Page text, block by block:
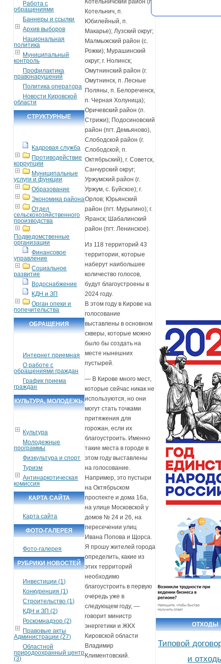
Работа с
обращениями
Баннеры и ссылки
Архив выборов
Национальная
политика
Муниципальный
контроль
Профилактика
правонарушений
Политика оператора
Новости Кировской
области
СТРУКТУРНЫЕ
Кадровая служба
Противодействие
коррупции
Муниципальные
услуги и функции
Образование
Экономика района
Отдел
сельскохозяйственного
производства
Подведомственные
организации
Финансовое
управление
Социальное
развитие
Водоснабжение
КДН и ЗП
Орган опеки и
попечительства
ОБРАЩЕНИЯ
Интернет приемная
О работе с
обращениями граждан
График приема
граждан
КУЛЬТУРА, МОЛОДЕЖЬ,
Культура
Молодежные
программы
Физкультура и спорт
Туризм
Антинаркотическая
комиссия
КАРТА САЙТА
Карта сайта
ФОТО-ГАЛЕРЕЯ
Фото-галерея
РУБРИКИ НОВОСТЕЙ
Инвестиции (1)
Конкуренция (1)
Строительство (1)
КДН и ЗП (2)
Роскомнадзор (2)
Правовые акты
Администрации (27)
Областной
природоохранный центр
(3)
Котельничский район (г.
Котельнич, п.
Юбилейный, п.
Макарье); Лузский округ;
Малмыжский район (с.
Рожки); Мурашинский
округ; г. Нолинск;
Омутнинский район (г.
Омутнинск, п. Лесные
Поляны, п. Белореченск,
п. Черная Холуница);
Оричевский район (п.
Стрижи); Подосиновский
район (пгт. Демьяново),
Слободской район (г.
Слободской, п.
Октябрьский), г. Советск,
Санчурский округ;
Уржумский район (г.
Уржум, с. Буйское); г.
Орлов; Юрьянский
район (пгт. Мурыгино); г.
Яранск; Шабалинский
район (пгт. Ленинское).
Из 118 территорий 43
территории, которые
наберут наибольшее
количество голосов,
будут благоустроены в
2024 году.
В этом году в Кирове на
голосование
выставлены в основном
скверы, которые можно
было бы создать на
месте нынешних
пустырей.
— В Кирове много мест,
которые сейчас никак не
используются, но они
могут стать точками
притяжения для
горожан, если их
благоустроить. Именно
такие места в городе в
этом году выставлены
на голосование.
Например, это пустыри
на Октябрьском
проспекте и дома 16а,
на улице Московской у
домов № 24 и 26, на
пересечении улиц
Ивана Попова и Щорса.
Я прошу жителей города
определить, какие из
этих территорий
необходимо
благоустроить в первую
очередь уже в
следующем году, —
говорит министр
энергетики и ЖКХ
Кировской области
Владимир
Климентовский.
ОТХОДЫ
Типовой
и